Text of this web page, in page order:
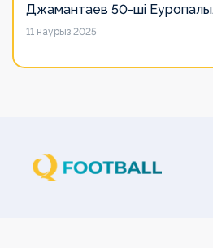
Джамантаев 50-ші Еуропалық
лигалар Бас ассамблеясына
11 наурыз 2025